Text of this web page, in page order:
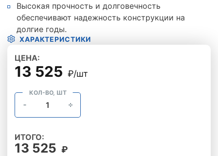
Высокая прочность и долговечность
обеспечивают надежность конструкции на
долгие годы.
ХАРАКТЕРИСТИКИ
ЦЕНА:
13 525 ₽/шт
КОЛ-ВО, ШТ
ИТОГО:
13 525 ₽